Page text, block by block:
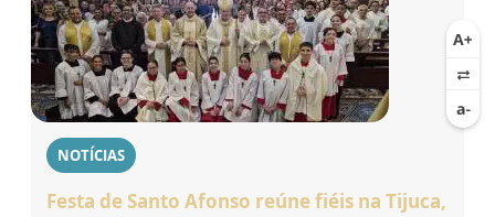
NOTÍCIAS
Festa de Santo Afonso reúne fiéis na Tijuca,